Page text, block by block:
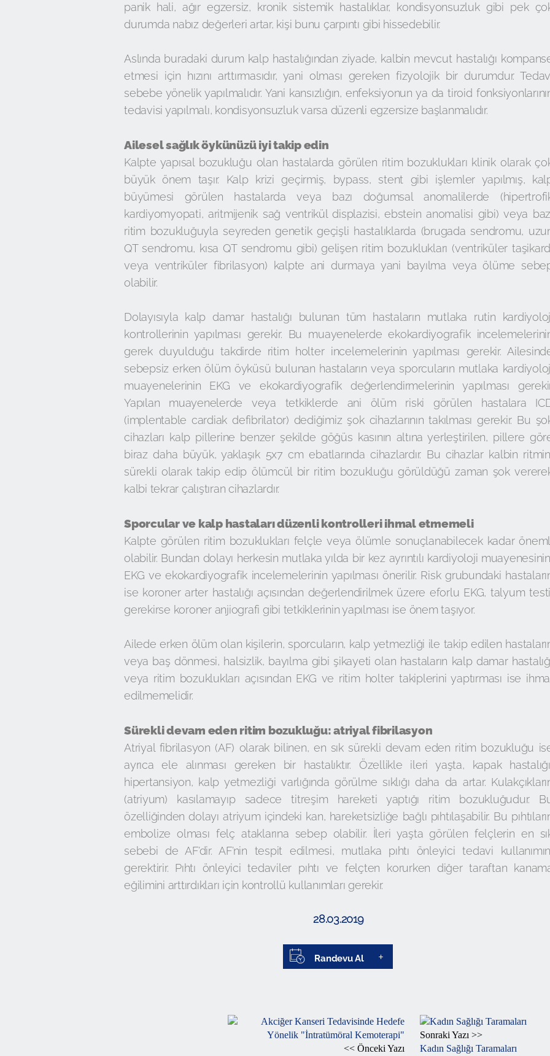
panik hali, ağır egzersiz, kronik sistemik hastalıklar, kondisyonsuzluk gibi pek
durumda nabız değerleri artar, kişi bunu çarpıntı gibi hissedebilir.
Aslında buradaki durum kalp hastalığından ziyade, kalbin mevcut hastalığı
etmesi için hızını arttırmasıdır, yani olması gereken fizyolojik bir durumdur.
sebebe yönelik yapılmalıdır. Yani kansızlığın, enfeksiyonun ya da tiroid
tedavisi yapılmalı, kondisyonsuzluk varsa düzenli egzersize başlanmalıdır.
Ailesel sağlık öykünüzü iyi takip edin
Kalpte yapısal bozukluğu olan hastalarda görülen ritim bozuklukları klinik olarak
büyük önem taşır. Kalp krizi geçirmiş, bypass, stent gibi işlemler yapılmış,
büyümesi görülen hastalarda veya bazı doğumsal anomalilerde
kardiyomyopati, aritmijenik sağ ventrikül displazisi, ebstein anomalisi gibi) veya
ritim bozukluğuyla seyreden genetik geçişli hastalıklarda (brugada sendromu,
QT sendromu, kısa QT sendromu gibi) gelişen ritim bozuklukları (ventriküler
veya ventriküler fibrilasyon) kalpte ani durmaya yani bayılma veya ölüme
olabilir.
Dolayısıyla kalp damar hastalığı bulunan tüm hastaların mutlaka rutin
kontrollerinin yapılması gerekir. Bu muayenelerde ekokardiyografik
gerek duyulduğu takdirde ritim holter incelemelerinin yapılması gerekir.
sebepsiz erken ölüm öyküsü bulunan hastaların veya sporcuların mutlaka
muayenelerinin EKG ve ekokardiyografik değerlendirmelerinin yapılması
Yapılan muayenelerde veya tetkiklerde ani ölüm riski görülen hastalara
(implentable cardiak defibrilator) dediğimiz şok cihazlarının takılması gerekir. Bu
cihazları kalp pillerine benzer şekilde göğüs kasının altına yerleştirilen, pillere
biraz daha büyük, yaklaşık 5x7 cm ebatlarında cihazlardır. Bu cihazlar kalbin
sürekli olarak takip edip ölümcül bir ritim bozukluğu görüldüğü zaman şok
kalbi tekrar çalıştıran cihazlardır.
Sporcular ve kalp hastaları düzenli kontrolleri ihmal etmemeli
Kalpte görülen ritim bozuklukları felçle veya ölümle sonuçlanabilecek kadar
olabilir. Bundan dolayı herkesin mutlaka yılda bir kez ayrıntılı kardiyoloji
EKG ve ekokardiyografik incelemelerinin yapılması önerilir. Risk grubundaki
ise koroner arter hastalığı açısından değerlendirilmek üzere eforlu EKG, talyum
gerekirse koroner anjiografi gibi tetkiklerinin yapılması ise önem taşıyor.
Ailede erken ölüm olan kişilerin, sporcuların, kalp yetmezliği ile takip edilen
veya baş dönmesi, halsizlik, bayılma gibi şikayeti olan hastaların kalp damar
veya ritim bozuklukları açısından EKG ve ritim holter takiplerini yaptırması ise ihmal
edilmemelidir.
Sürekli devam eden ritim bozukluğu: atriyal fibrilasyon
Atriyal fibrilasyon (AF) olarak bilinen, en sık sürekli devam eden ritim bozukluğu
ayrıca ele alınması gereken bir hastalıktır. Özellikle ileri yaşta, kapak
hipertansiyon, kalp yetmezliği varlığında görülme sıklığı daha da artar.
(atriyum) kasılamayıp sadece titreşim hareketi yaptığı ritim bozukluğudur.
özelliğinden dolayı atriyum içindeki kan, hareketsizliğe bağlı pıhtılaşabilir. Bu
embolize olması felç ataklarına sebep olabilir. İleri yaşta görülen felçlerin en
sebebi de AF’dir. AF’nin tespit edilmesi, mutlaka pıhtı önleyici tedavi
gerektirir. Pıhtı önleyici tedaviler pıhtı ve felçten korurken diğer taraftan
eğilimini arttırdıkları için kontrollü kullanımları gerekir.
28.03.2019
Randevu Al
<< Önceki Yazı
Sonraki Yazı >>
Kadın Sağlığı Taramaları